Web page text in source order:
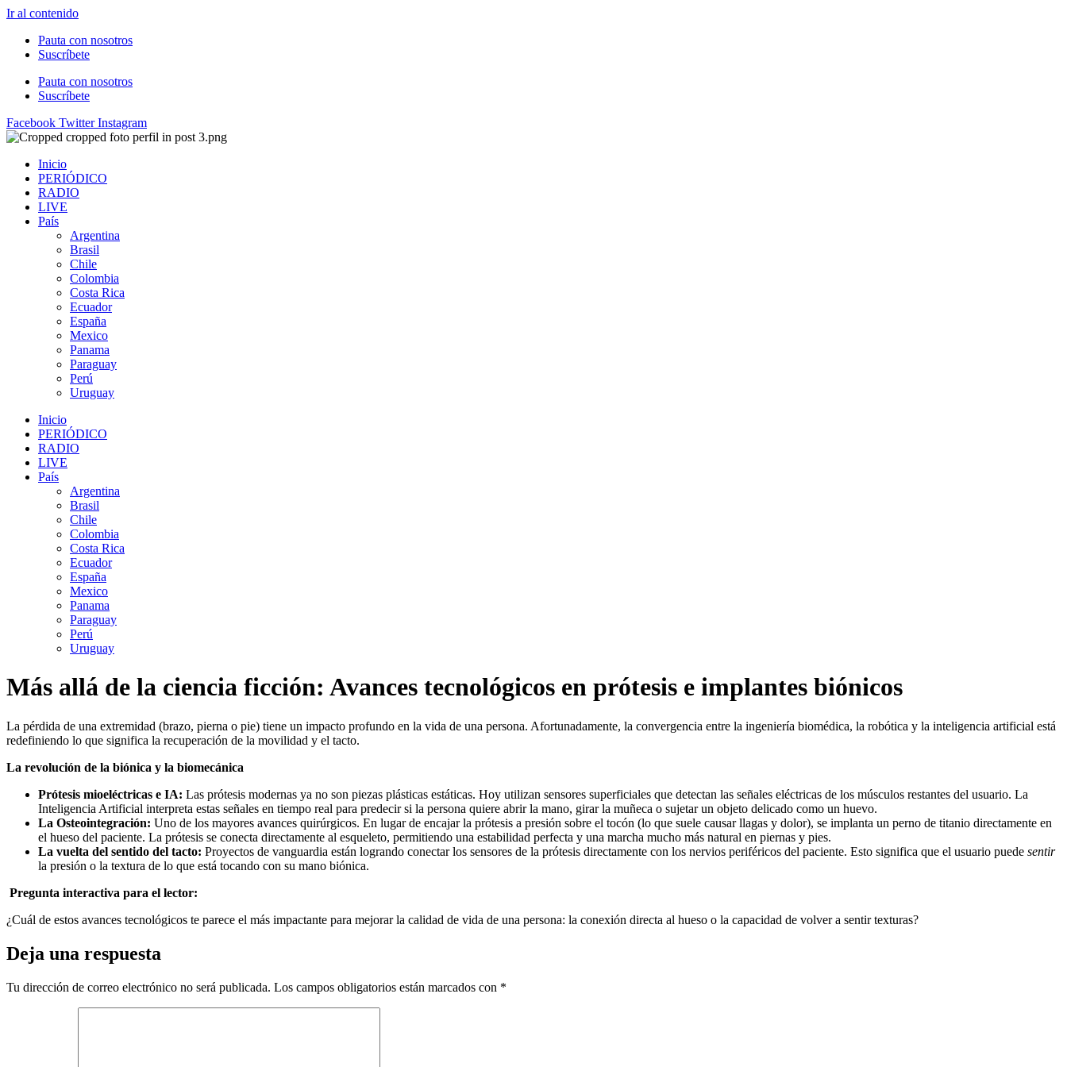
Ir al contenido
Pauta con nosotros
Suscríbete
Pauta con nosotros
Suscríbete
Facebook Twitter Instagram
Inicio
PERIÓDICO
RADIO
LIVE
País
Argentina
Brasil
Chile
Colombia
Costa Rica
Ecuador
España
Mexico
Panama
Paraguay
Perú
Uruguay
Inicio
PERIÓDICO
RADIO
LIVE
País
Argentina
Brasil
Chile
Colombia
Costa Rica
Ecuador
España
Mexico
Panama
Paraguay
Perú
Uruguay
Más allá de la ciencia ficción: Avances tecnológicos en prótesis e implantes biónicos
La pérdida de una extremidad (brazo, pierna o pie) tiene un impacto profundo en la vida de una persona. Afortunadamente, la convergencia entre la ingeniería biomédica, la robótica y la inteligencia artificial está
redefiniendo lo que significa la recuperación de la movilidad y el tacto.
La revolución de la biónica y la biomecánica
Prótesis mioeléctricas e IA: Las prótesis modernas ya no son piezas plásticas estáticas. Hoy utilizan sensores superficiales que detectan las señales eléctricas de los músculos restantes del usuario. La
Inteligencia Artificial interpreta estas señales en tiempo real para predecir si la persona quiere abrir la mano, girar la muñeca o sujetar un objeto delicado como un huevo.
La Osteointegración: Uno de los mayores avances quirúrgicos. En lugar de encajar la prótesis a presión sobre el tocón (lo que suele causar llagas y dolor), se implanta un perno de titanio directamente en
el hueso del paciente. La prótesis se conecta directamente al esqueleto, permitiendo una estabilidad perfecta y una marcha mucho más natural en piernas y pies.
La vuelta del sentido del tacto: Proyectos de vanguardia están logrando conectar los sensores de la prótesis directamente con los nervios periféricos del paciente. Esto significa que el usuario puede sentir
la presión o la textura de lo que está tocando con su mano biónica.
Pregunta interactiva para el lector:
¿Cuál de estos avances tecnológicos te parece el más impactante para mejorar la calidad de vida de una persona: la conexión directa al hueso o la capacidad de volver a sentir texturas?
Deja una respuesta
Tu dirección de correo electrónico no será publicada. Los campos obligatorios están marcados con *